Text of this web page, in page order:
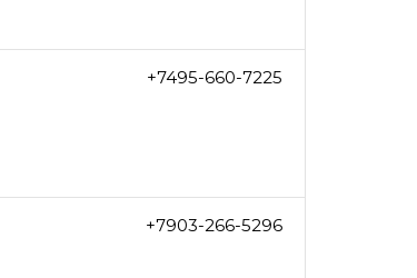
+7495-660-7225
+7903-266-5296